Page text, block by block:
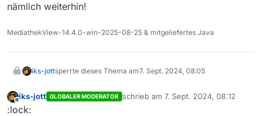
nämlich weiterhin!
MediathekView-14.4.0-win-2025-08-25 & mitgeliefertes Java
iks-jottsperrte dieses Thema am7. Sept. 2024, 08:05
Offline
iks-jott GLOBALER MODERATOR schrieb am 7. Sept. 2024, 08:12
zuletzt editiert von
:lock: